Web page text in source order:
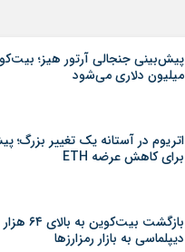
پیش‌بینی جنجالی آرتور هیز؛
میلیون دلاری می‌شود
اتریوم در آستانه یک تغییر بزرگ؛
برای کاهش عرضه ETH
بازگشت
دیپلماسی به بازار رمزارزها